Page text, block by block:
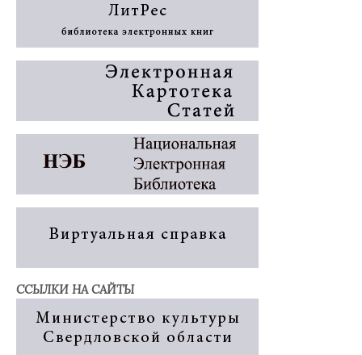
ССЫЛКИ НА САЙТЫ